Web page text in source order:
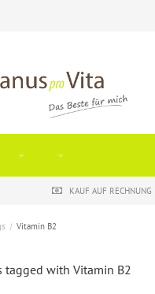
KAUF AUF RECHNUNG
/ Vitamin B2
tagged with Vitamin B2